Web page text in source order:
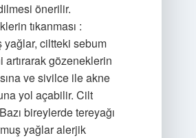
önerilir.
tıkanması :
yağlar, ciltteki sebum
artırarak gözeneklerin
ve sivilce ile akne
yol açabilir. Cilt
bireylerde tereyağı
yağlar alerjik